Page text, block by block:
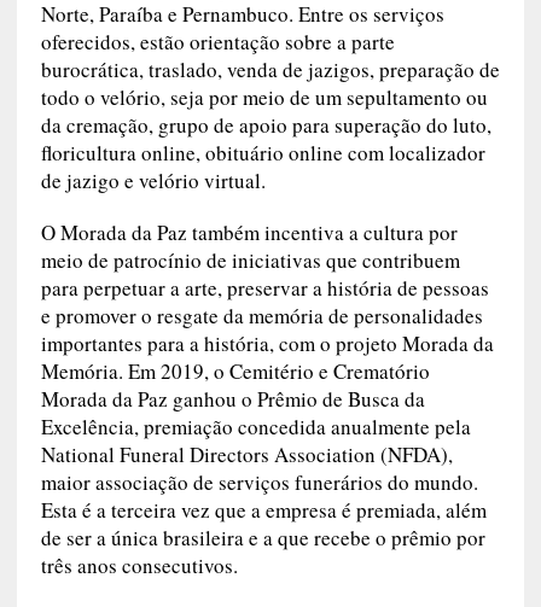
Há quase três décadas no mercado, o Cemitério e
Crematório Morada da Paz acolhe a família
quando mais precisa, fazendo com que se sinta
respaldada no momento da perda de um ente
querido em todas as suas unidades e está
presente no Rio Grande do Norte, Paraíba e
Pernambuco. Entre os serviços oferecidos, estão
venda de jazigos, preparação de todo o velório,
seja por meio de um sepultamento ou da
cremação, grupo de apoio para superação do
luto, floricultura online, obituário online com
localizador de jazigo e velório virtual.
O Morada da Paz também incentiva a cultura por
meio de patrocínio de iniciativas que contribuem
para perpetuar a arte, preservar a história de
pessoas e promover o resgate da memória de
personalidades importantes para a história, com
o projeto Morada da Memória. Em 2019, o
Cemitério e Crematório Morada da Paz ganhou o